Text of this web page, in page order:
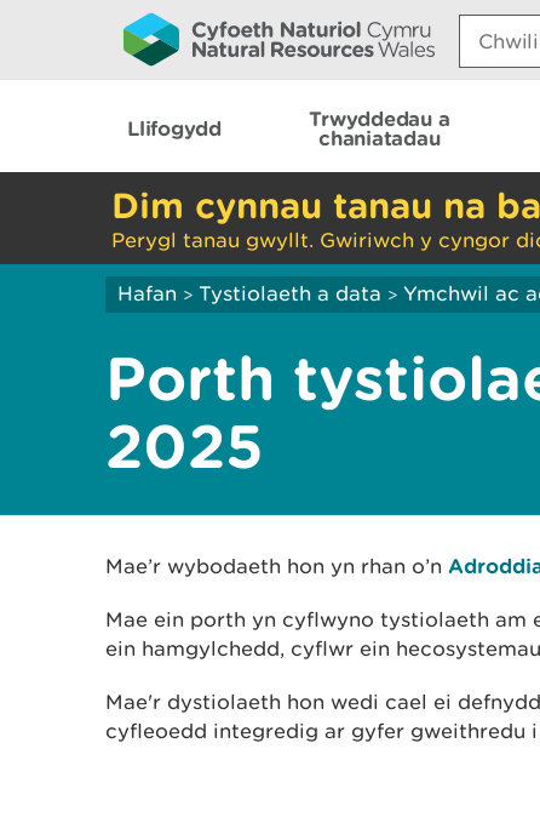
Search:
Llifogydd
Trwyddedau a
chaniatadau
Dim cynnau tanau na
Perygl tanau gwyllt. Gwiriwch y cyngor
Hafan > Tystiolaeth a data > Ymchwil ac
Porth
2025
Mae’r wybodaeth hon yn rhan o’n
Mae ein porth yn cyflwyno tystiolaeth am
ein hamgylchedd, cyflwr ein
Mae'r dystiolaeth hon wedi cael ei
cyfleoedd integredig ar gyfer gweithredu i